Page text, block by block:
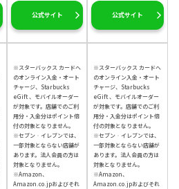
公式サイト 公式サイト
※スターバックス カードへ
のオンライン入金・オート
チャージ、Starbucks
eGift 、モバイルオーダー
が対象です。店舗でのご利
用分・入金分はポイント倍
付の対象となりません。
※セブン‐イレブンでは、
一部対象とならない店舗が
あります。法人会員の方は
対象となりません。
※Amazon、
Amazon.co.jpおよびそれ
※スターバックス カードへ
のオンライン入金・オート
チャージ、Starbucks
eGift 、モバイルオーダー
が対象です。店舗でのご利
用分・入金分はポイント倍
付の対象となりません。
※セブン‐イレブンでは、
一部対象とならない店舗が
あります。法人会員の方は
対象となりません。
※Amazon、
Amazon.co.jpおよびそれ